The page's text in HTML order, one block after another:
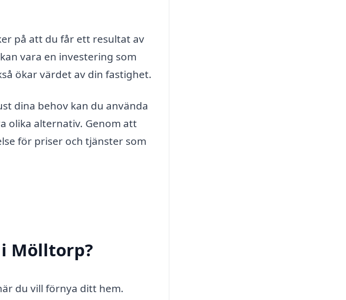
på att du får ett resultat av
vara en investering som
ökar värdet av din fastighet.
dina behov kan du använda
olika alternativ. Genom att
för priser och tjänster som
Mölltorp?
du vill förnya ditt hem.